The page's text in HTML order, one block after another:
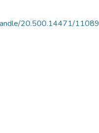
20.500.14471/11089